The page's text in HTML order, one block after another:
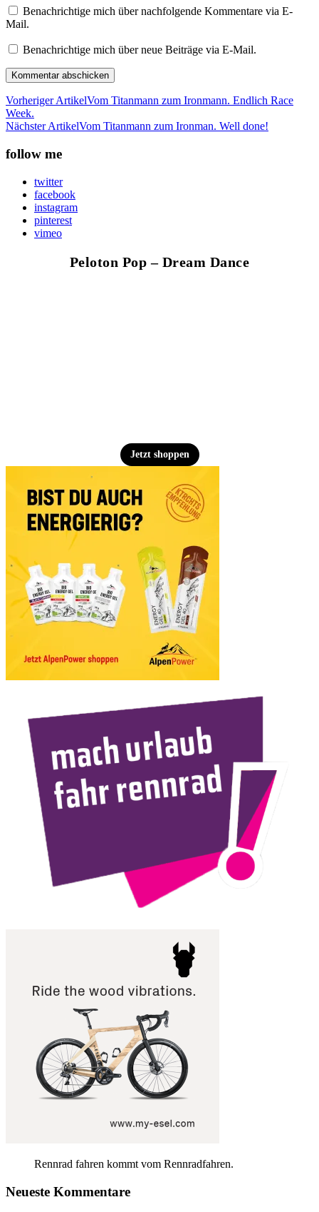
Benachrichtige mich über nachfolgende Kommentare via E-
Mail.
Benachrichtige mich über neue Beiträge via E-Mail.
Vorheriger ArtikelVom Titanmann zum Ironmann. Endlich Race
Week.
Nächster ArtikelVom Titanmann zum Ironman. Well done!
follow me
twitter
facebook
instagram
pinterest
vimeo
Peloton Pop – Dream Dance
Jetzt shoppen
Rennrad fahren kommt vom Rennradfahren.
Neueste Kommentare